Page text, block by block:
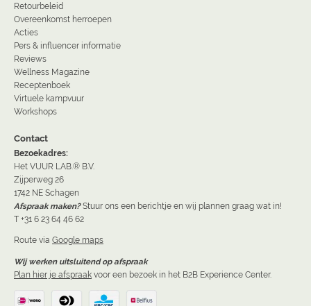
Retourbeleid
Overeenkomst herroepen
Acties
Pers & influencer informatie
Reviews
Wellness Magazine
Receptenboek
Virtuele kampvuur
Workshops
Contact
Bezoekadres:
Het VUUR LAB.® B.V.
Zijperweg 26
1742 NE Schagen
Afspraak maken? Stuur ons een berichtje en wij plannen graag wat in!
T +31 6 23 64 46 62
Route via Google maps
Wij werken uitsluitend op afspraak
Plan hier je afspraak voor een bezoek in het B2B Experience Center.